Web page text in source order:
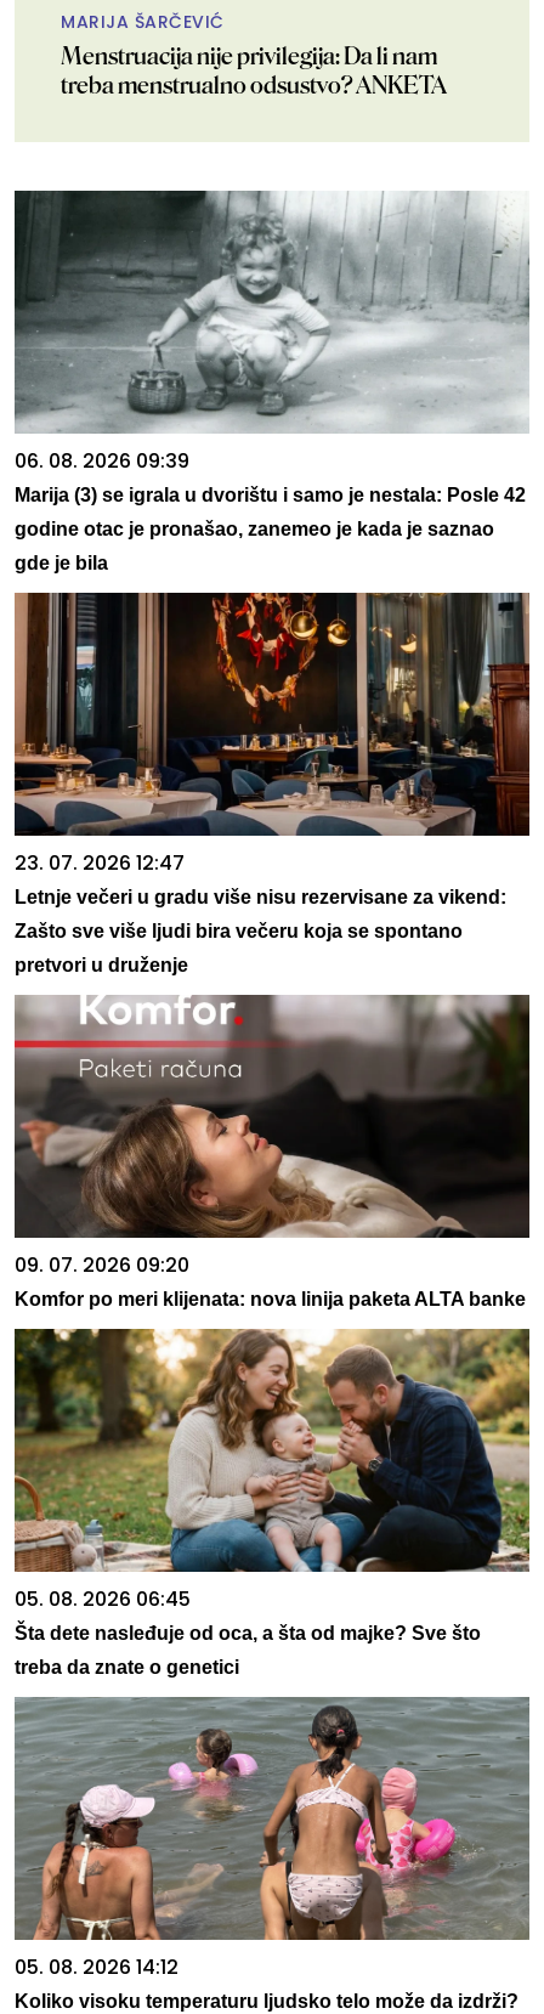
MARIJA ŠARČEVIĆ
Menstruacija nije privilegija: Da li nam
treba menstrualno odsustvo? ANKETA
06. 08. 2026 09:39
Marija (3) se igrala u dvorištu i samo je nestala: Posle 42
godine otac je pronašao, zanemeo je kada je saznao
gde je bila
23. 07. 2026 12:47
Letnje večeri u gradu više nisu rezervisane za vikend:
Zašto sve više ljudi bira večeru koja se spontano
pretvori u druženje
09. 07. 2026 09:20
Komfor po meri klijenata: nova linija paketa ALTA banke
05. 08. 2026 06:45
Šta dete nasleđuje od oca, a šta od majke? Sve što
treba da znate o genetici
05. 08. 2026 14:12
Koliko visoku temperaturu ljudsko telo može da izdrži?